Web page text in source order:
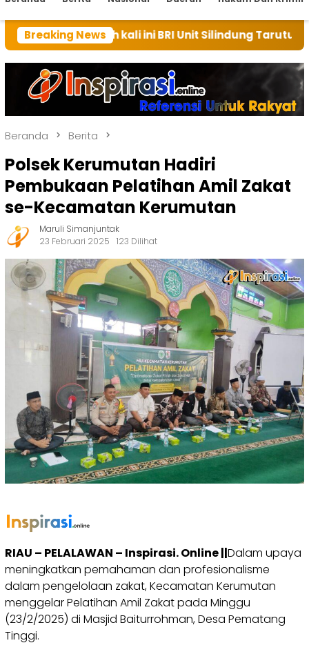
Breaking News
kali ini BRI Unit Silindung Tarutung Ingatkan
Beranda Berita
Polsek Kerumutan Hadiri
Pembukaan Pelatihan Amil Zakat
se-Kecamatan Kerumutan
Maruli Simanjuntak
23 Februari 2025
123 Dilihat
RIAU – PELALAWAN – Inspirasi. Online ||Dalam upaya
meningkatkan pemahaman dan profesionalisme
dalam pengelolaan zakat, Kecamatan Kerumutan
menggelar Pelatihan Amil Zakat pada Minggu
(23/2/2025) di Masjid Baiturrohman, Desa Pematang
Tinggi.